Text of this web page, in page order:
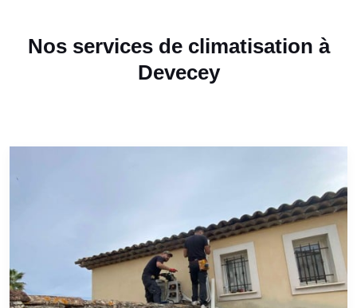
Nos services de climatisation à
Devecey